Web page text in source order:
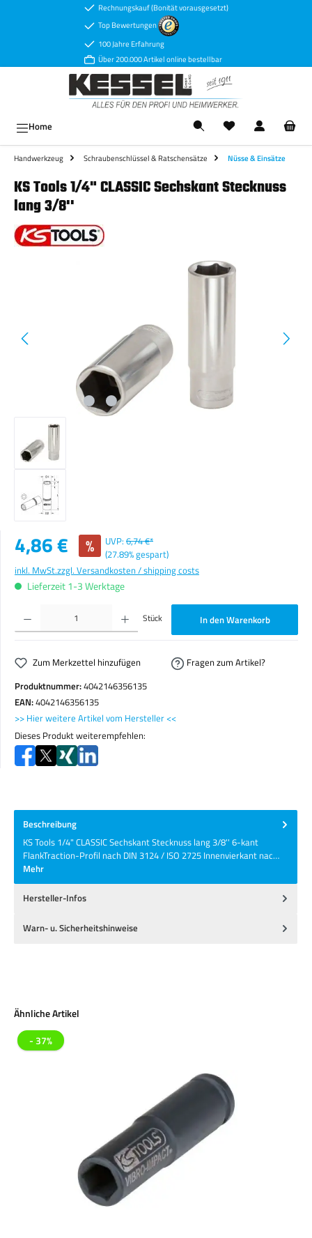
Zum Hauptinhalt springenRechnungskauf (Bonität vorausgesetzt)
Top Bewertungen
100 Jahre Erfahrung
Über 200.000 Artikel online bestellbar
Home
Handwerkzeug Schraubenschlüssel & Ratschensätze Nüsse & Einsätze
KS Tools 1/4" CLASSIC Sechskant Stecknuss
lang 3/8''
Verkaufspreis:
4,86 € % UVP: 6,74 €*
(27.89% gespart)
inkl. MwSt.zzgl. Versandkosten / shipping costs
Lieferzeit 1-3 Werktage
Produkt Anzahl: Gib den gewünschten Wert ein oder benutze die Schaltflächen um die Anzahl zu
Stück In den Warenkorb
Zum Merkzettel hinzufügen
Fragen zum Artikel?
Produktnummer:4042146356135
EAN:4042146356135
>> Hier weitere Artikel vom Hersteller <<
Dieses Produkt weiterempfehlen:
Beschreibung
KS Tools 1/4" CLASSIC Sechskant Stecknuss lang 3/8'' 6-kant
FlankTraction-Profil nach DIN 3124 / ISO 2725 Innenvierkant nac…
Mehr
Hersteller-Infos
Warn- u. Sicherheitshinweise
Produktgalerie überspringen
Ähnliche Artikel
- 37%